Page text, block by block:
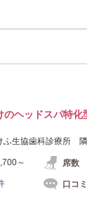
のヘッドスパ特化
ふ生協歯科診療所 隣
～ 席数
口コミ